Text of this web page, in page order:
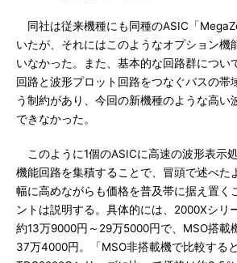
同社は従来機種にも同種のASIC「
いたが、それにはこのようなオプション機
いなかった。また、基本的な回路群につい
回路と波形プロット回路をつなぐバスの帯
う制約があり、今回の新機種のような高い
できなかった。
このように1個のASICに高速の波形表示
機能回路を集積することで、冒頭で述べた
幅に高めながらも価格を普及帯に据え置く
ントは説明する。具体的には、2000Xシリ
約13万9000円～29万5000円で、MSO搭載
37万4000円。「MSO非搭載機で比較する